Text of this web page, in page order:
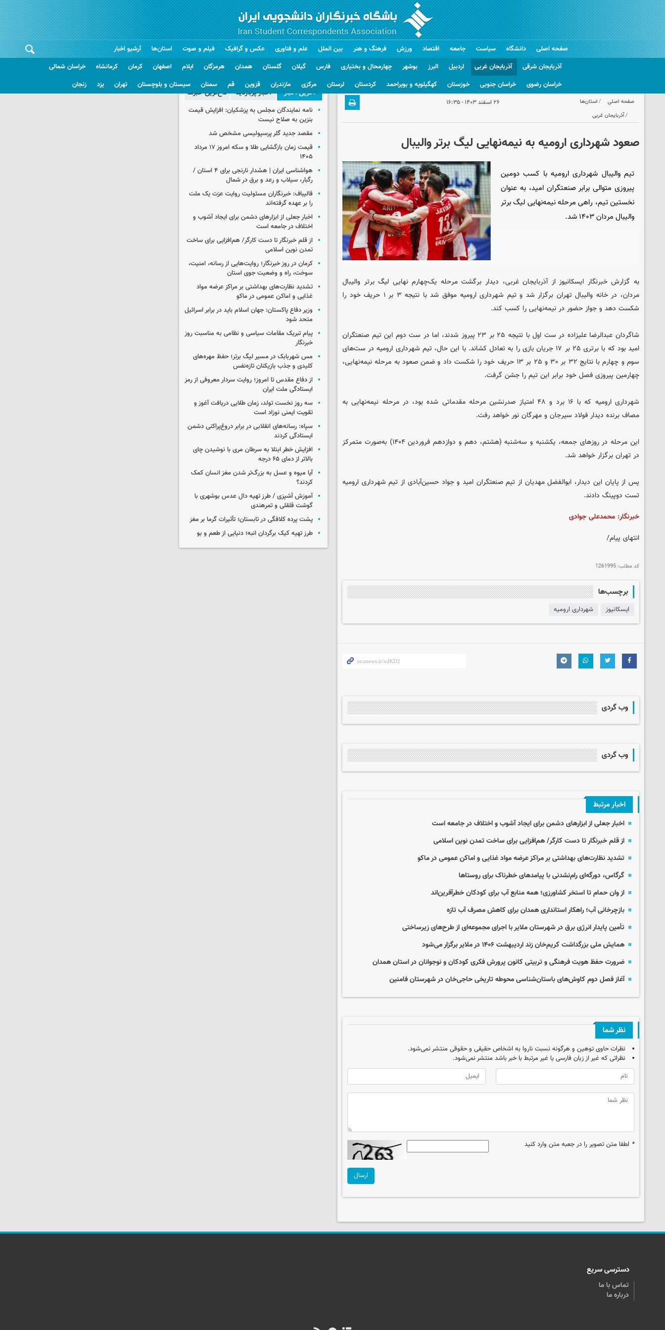
صفحه اصلی دانشگاه سیاست جامعه اقتصاد ورزش فرهنگ و هنر بین الملل علم و فناوری عکس و گرافیک فیلم و صوت
استان‌ها
آذربایجان شرقی
آذربایجان غربی اردبیل البرز بوشهر چهارمحال و بختیاری فارس گیلان گلستان همدان هرمزگان ایلام اصفهان کرمان کرمانشاه
خراسان شمالی
خراسان رضوی
خراسان جنوبی خوزستان کهگیلویه و بویراحمد کردستان لرستان مرکزی مازندران قزوین قم سمنان سیستان و بلوچستان تهران یزد زنجان
آرشیو اخبار
صفحه اصلی
استان‌ها
آذربایجان غربی
۲۶ اسفند ۱۴۰۳ - ۱۶:۳۵
صعود شهرداری ارومیه به نیمه‌نهایی لیگ برتر والیبال
تیم والیبال شهرداری ارومیه با کسب دومین
پیروزی متوالی برابر صنعتگران امید، به عنوان
نخستین تیم، راهی مرحله نیمه‌نهایی لیگ برتر
والیبال مردان ۱۴۰۳ شد.
به گزارش خبرنگار ایسکانیوزاز آذربایجان غربی، دیدار برگشت مرحله یک‌چهارم نهایی لیگ برتر والیبال
مردان، در خانه والیبال تهران برگزار شد و تیم شهرداری ارومیه موفق شد با نتیجه ۳ بر ۱ حریف خود را
شکست دهد و جواز حضور در نیمه‌نهایی را کسب کند.
شاگردان عبدالرضا علیزاده در ست اول با نتیجه ۲۵ بر ۲۳ پیروز شدند، اما در ست دوم این تیم صنعتگران
امید بود که با برتری ۲۵ بر ۱۷ جریان بازی را به تعادل کشاند. با این حال، تیم شهرداری ارومیه در ست‌های
سوم و چهارم با نتایج ۳۲ بر ۳۰ و ۲۵ بر ۱۳ حریف خود را شکست داد و ضمن صعود به مرحله نیمه‌نهایی،
چهارمین پیروزی فصل خود برابر این تیم را جشن گرفت.
شهرداری ارومیه که با ۱۶ برد و ۴۸ امتیاز صدرنشین مرحله مقدماتی شده بود، در مرحله نیمه‌نهایی به
مصاف برنده دیدار فولاد سیرجان و مهرگان نور خواهد رفت.
این مرحله در روزهای جمعه، یکشنبه و سه‌شنبه (هشتم، دهم و دوازدهم فروردین ۱۴۰۴) به‌صورت متمرکز
در تهران برگزار خواهد شد.
پس از پایان این دیدار، ابوالفضل مهدیان از تیم صنعتگران امید و جواد حسین‌آبادی از تیم شهرداری ارومیه
تست دوپینگ دادند.
خبرنگار: محمدعلی جوادی
انتهای پیام/
کد مطلب: 1261995
برچسب‌ها
ایسکانیوز شهرداری ارومیه
وب گردی
وب گردی
اخبار مرتبط
اخبار جعلی از ابزارهای دشمن برای ایجاد آشوب و اختلاف در جامعه است
از قلم خبرنگار تا دست کارگر/ هم‌افزایی برای ساخت تمدن نوین اسلامی
تشدید نظارت‌های بهداشتی بر مراکز عرضه مواد غذایی و اماکن عمومی در ماکو
گرگاس، دورگه‌ای رام‌نشدنی با پیامدهای خطرناک برای روستاها
از وان حمام تا استخر کشاورزی؛ همه منابع آب برای کودکان خطرآفرین‌اند
بازچرخانی آب؛ راهکار استانداری همدان برای کاهش مصرف آب تازه
تأمین پایدار انرژی برق در شهرستان ملایر با اجرای مجموعه‌ای از طرح‌های زیرساختی
همایش ملی بزرگداشت کریم‌خان زند اردیبهشت ۱۴۰۶ در ملایر برگزار می‌شود
ضرورت حفظ هویت فرهنگی و تربیتی کانون پرورش فکری کودکان و نوجوانان در استان همدان
آغاز فصل دوم کاوش‌های باستان‌شناسی محوطه تاریخی حاجی‌خان در شهرستان فامنین
نظر شما
نظرات حاوی توهین و هرگونه نسبت ناروا به اشخاص حقیقی و حقوقی منتشر نمی‌شود.
نظراتی که غیر از زبان فارسی یا غیر مرتبط با خبر باشد منتشر نمی‌شود.
* لطفا متن تصویر را در جعبه متن وارد کنید
ارسال
آخرین اخبار اخبار پربازدید داغ‌ترین خبرها
نامه نمایندگان مجلس به پزشکیان: افزایش قیمت
بنزین به صلاح نیست
مقصد جدید گلر پرسپولیسی مشخص شد
قیمت زمان بازگشایی طلا و سکه امروز ۱۷ مرداد
۱۴۰۵
هواشناسی ایران | هشدار نارنجی برای ۴ استان /
رگبار، سیلاب و رعد و برق در شمال
قالیباف: خبرنگاران مسئولیت روایت عزت یک ملت
را بر عهده گرفته‌اند
اخبار جعلی از ابزارهای دشمن برای ایجاد آشوب و
اختلاف در جامعه است
از قلم خبرنگار تا دست کارگر/ هم‌افزایی برای ساخت
تمدن نوین اسلامی
کرمان در روز خبرنگار؛ روایت‌هایی از رسانه، امنیت،
سوخت، راه و وضعیت جوی استان
تشدید نظارت‌های بهداشتی بر مراکز عرضه مواد
غذایی و اماکن عمومی در ماکو
وزیر دفاع پاکستان: جهان اسلام باید در برابر اسرائیل
متحد شود
پیام تبریک مقامات سیاسی و نظامی به مناسبت روز
خبرنگار
مس شهربابک در مسیر لیگ برتر؛ حفظ مهره‌های
کلیدی و جذب بازیکنان تازه‌نفس
از دفاع مقدس تا امروز؛ روایت سردار معروفی از رمز
ایستادگی ملت ایران
سه روز نخست تولد، زمان طلایی دریافت آغوز و
تقویت ایمنی نوزاد است
سپاه: رسانه‌های انقلابی در برابر دروغ‌پراکنی دشمن
ایستادگی کردند
افزایش خطر ابتلا به سرطان مری با نوشیدن چای
بالاتر از دمای ۶۵ درجه
آیا میوه و عسل به بزرگ‌تر شدن مغز انسان کمک
کردند؟
آموزش آشپزی / طرز تهیه دال عدس بوشهری با
گوشت قلقلی و تمرهندی
پشت پرده کلافگی در تابستان؛ تأثیرات گرما بر مغز
طرز تهیه کیک برگردان انبه؛ دنیایی از طعم و بو
دسترسی سریع
تماس با ما
درباره ما